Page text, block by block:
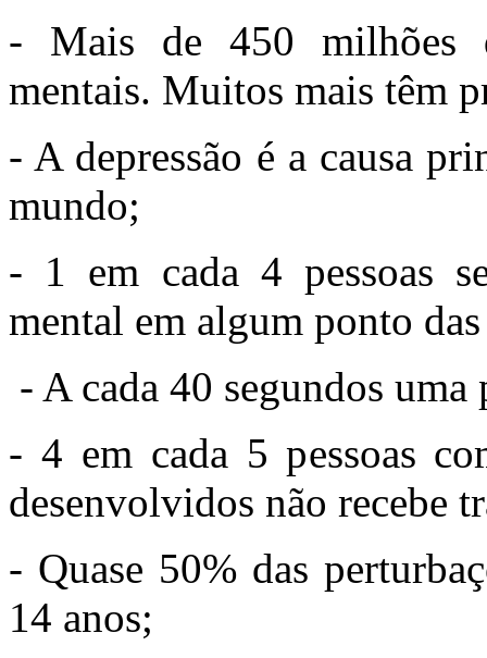
- Mais de 450 milhões
mentais. Muitos mais têm
- A depressão é a causa
mundo;
- 1 em cada 4 pessoas
mental em algum ponto
- A cada 40 segundos
- 4 em cada 5 pessoas
desenvolvidos não recebe
- Quase 50% das
14 anos;